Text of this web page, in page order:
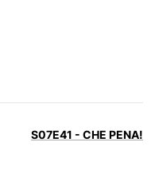
S07E41 - CHE PENA!